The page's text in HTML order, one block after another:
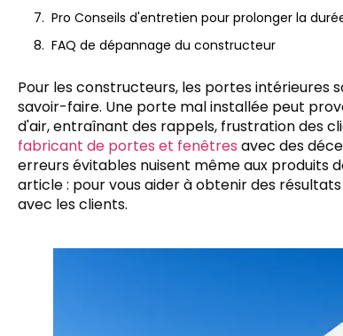
Pro Conseils d'entretien pour prolonger la
FAQ de dépannage du constructeur
Pour les constructeurs, les portes intérieures
savoir-faire. Une porte mal installée peut
d'air, entraînant des rappels, frustration des
fabricant de portes et fenêtres avec des
erreurs évitables nuisent même aux produits
article : pour vous aider à obtenir des
avec les clients.